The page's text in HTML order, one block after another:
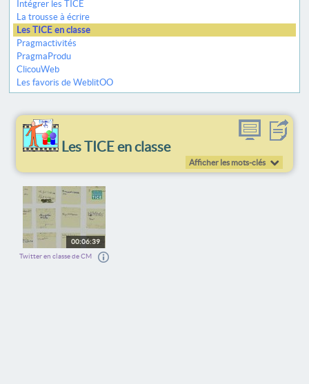
Intégrer les TICE
La trousse à écrire
Les TICE en classe
Pragmactivités
PragmaProdu
ClicouWeb
Les favoris de WeblitOO
Les TICE en classe
Afficher les mots-clés
00:06:39
Twitter en classe de CM